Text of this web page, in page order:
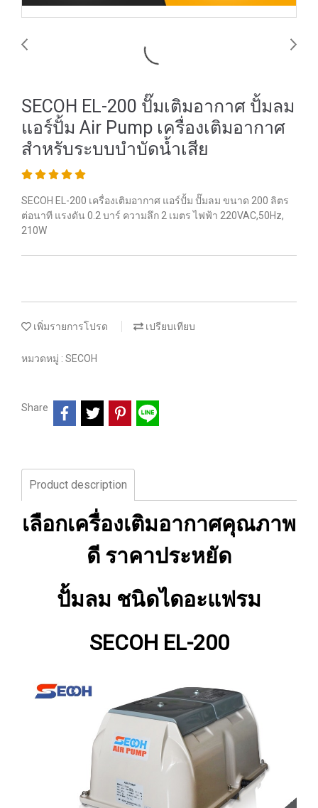
SECOH EL-200 ปั๊มเติมอากาศ ปั้มลม
แอร์ปั้ม Air Pump เครื่องเติมอากาศ
สำหรับระบบบำบัดน้ำเสีย
SECOH EL-200 เครื่องเติมอากาศ แอร์ปั้ม ปั๊มลม ขนาด 200 ลิตร
ต่อนาที แรงดัน 0.2 บาร์ ความลึก 2 เมตร ไฟฟ้า 220VAC,50Hz,
210W
เพิ่มรายการโปรด เปรียบเทียบ
หมวดหมู่ : SECOH
Share
Product description
เลือกเครื่องเติมอากาศคุณภาพ
ดี ราคาประหยัด
ปั้มลม ชนิดไดอะแฟรม
SECOH EL-200